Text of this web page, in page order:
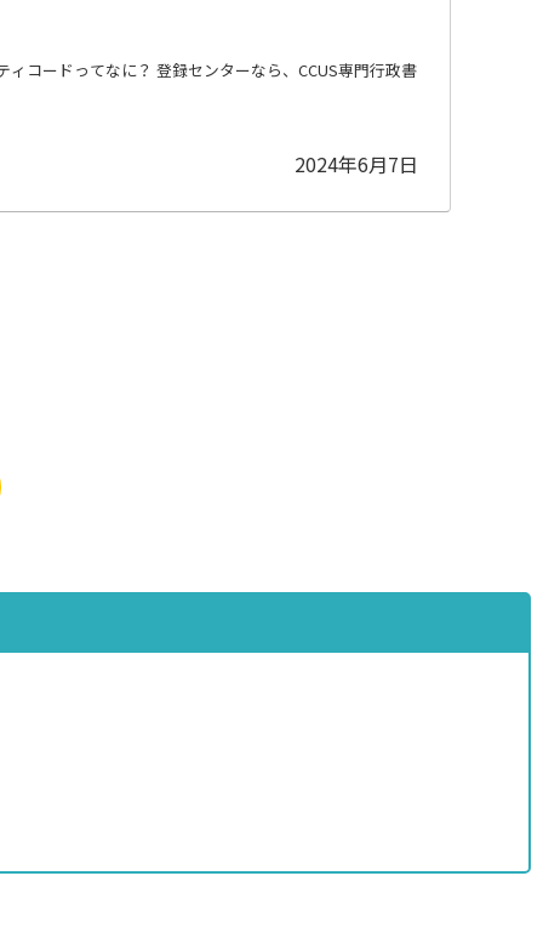
コードってなに？ 登録センターなら、CCUS専門行政書
2024年6月7日